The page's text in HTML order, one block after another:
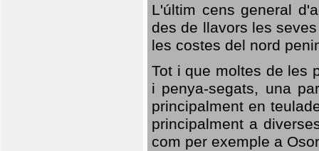
L'últim cens general
des de llavors les
les costes del nord
Tot i que moltes de les
i penya-segats, una
principalment en
principalment a
com per exemple a